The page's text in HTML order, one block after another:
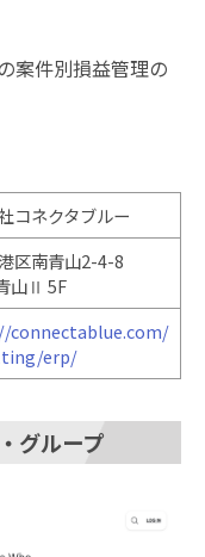
案件別損益管理の
コネクタブルー
区南青山2-4-8
山Ⅱ 5F
connectablue.com/
erp/
グループ